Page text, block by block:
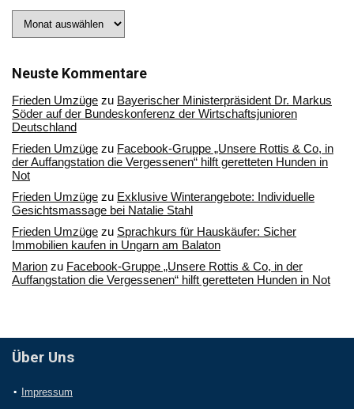
Sie
Archiv
Neuste Kommentare
Frieden Umzüge zu Bayerischer Ministerpräsident Dr. Markus
Söder auf der Bundeskonferenz der Wirtschaftsjunioren
Deutschland
Frieden Umzüge zu Facebook-Gruppe „Unsere Rottis & Co, in
der Auffangstation die Vergessenen“ hilft geretteten Hunden in
Not
Frieden Umzüge zu Exklusive Winterangebote: Individuelle
Gesichtsmassage bei Natalie Stahl
Frieden Umzüge zu Sprachkurs für Hauskäufer: Sicher
Immobilien kaufen in Ungarn am Balaton
Marion zu Facebook-Gruppe „Unsere Rottis & Co, in der
Auffangstation die Vergessenen“ hilft geretteten Hunden in Not
Über Uns
Impressum